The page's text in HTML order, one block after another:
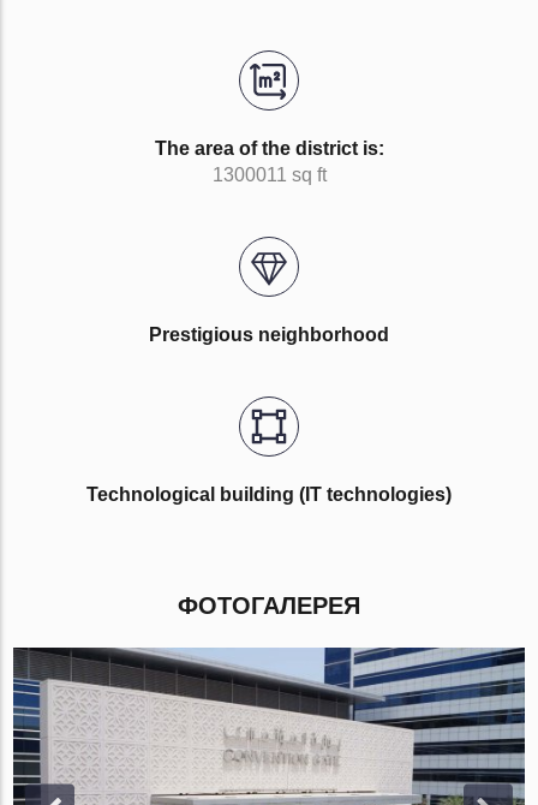
The area of the district is:
1300011 sq ft
Prestigious neighborhood
Technological building (IT technologies)
ФОТОГАЛЕРЕЯ